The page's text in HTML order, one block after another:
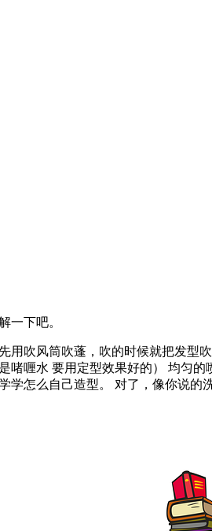
一下吧。
吹风筒吹蓬，吹的时候就把发
喱水 要用定型效果好的） 均匀
学怎么自己造型。 对了，像你说